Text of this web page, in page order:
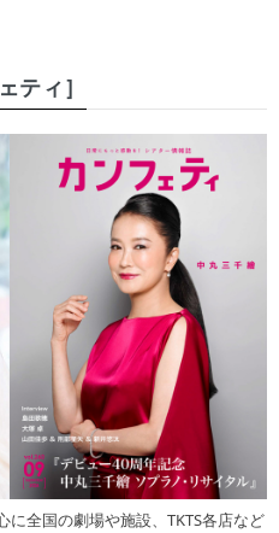
ティ］
全国の劇場や施設、TKTS各店など